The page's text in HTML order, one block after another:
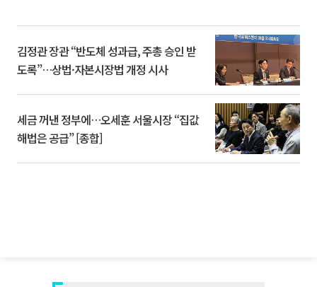
김정관 장관 “반도체 성과급, 주총 승인 받
도록”…상법·자본시장법 개정 시사
세금 꺼낸 정부에…오세훈 서울시장 “집값
해법은 공급” [종합]